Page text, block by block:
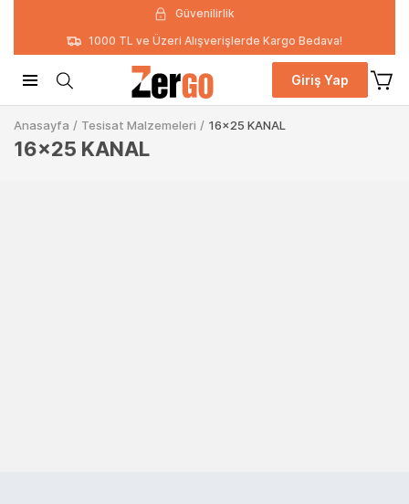
Güvenilirlik
1000 TL ve Üzeri Alışverişlerde Kargo Bedava!
Giriş Yap
Anasayfa / Tesisat Malzemeleri / 16x25 KANAL
16x25 KANAL